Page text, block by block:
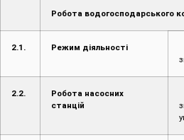
Робота водогосподарського
2.1. Режим діяльності
2.2.
Робота насосних
станцій